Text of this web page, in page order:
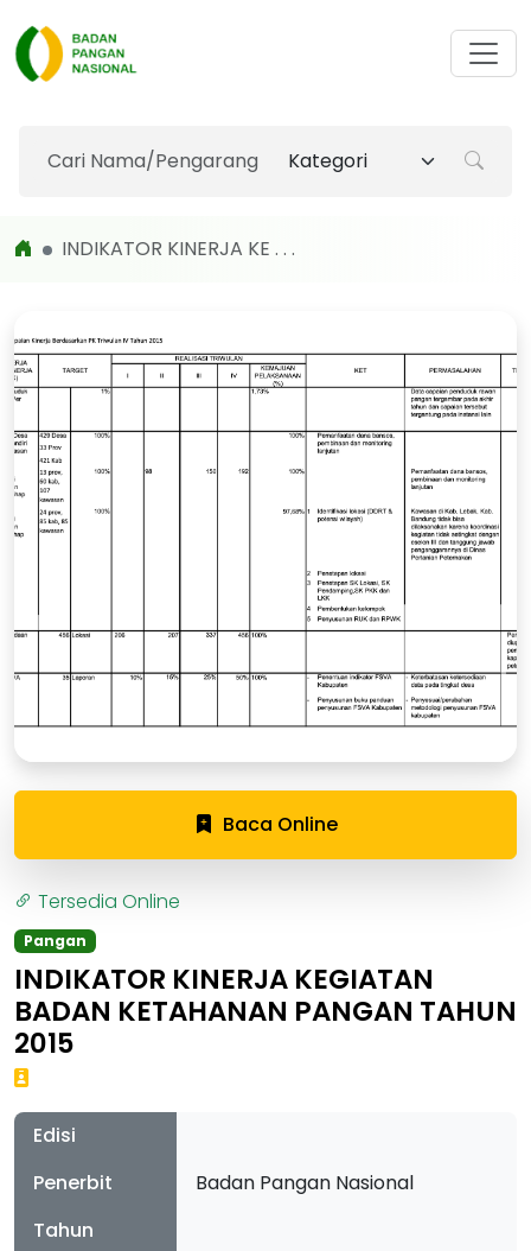
INDIKATOR KINERJA KE . . .
Baca Online
Tersedia Online
Pangan
INDIKATOR KINERJA KEGIATAN
BADAN KETAHANAN PANGAN TAHUN
2015
Edisi
Penerbit
Badan Pangan Nasional
Tahun